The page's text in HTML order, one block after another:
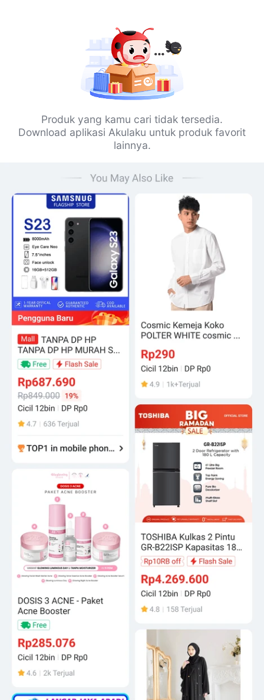
Produk yang kamu cari tidak tersedia.
Download aplikasi Akulaku untuk produk favorit
lainnya.